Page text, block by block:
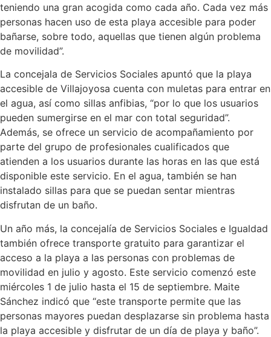
teniendo una gran acogida como cada año. Cada vez más
personas hacen uso de esta playa accesible para poder
bañarse, sobre todo, aquellas que tienen algún problema
de movilidad”.
La concejala de Servicios Sociales apuntó que la playa
accesible de Villajoyosa cuenta con muletas para entrar en
el agua, así como sillas anfibias, “por lo que los usuarios
pueden sumergirse en el mar con total seguridad”.
Además, se ofrece un servicio de acompañamiento por
parte del grupo de profesionales cualificados que
atienden a los usuarios durante las horas en las que está
disponible este servicio. En el agua, también se han
instalado sillas para que se puedan sentar mientras
disfrutan de un baño.
Un año más, la concejalía de Servicios Sociales e Igualdad
también ofrece transporte gratuito para garantizar el
acceso a la playa a las personas con problemas de
movilidad en julio y agosto. Este servicio comenzó este
miércoles 1 de julio hasta el 15 de septiembre. Maite
Sánchez indicó que “este transporte permite que las
personas mayores puedan desplazarse sin problema hasta
la playa accesible y disfrutar de un día de playa y baño”.